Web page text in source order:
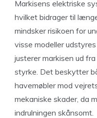
Markisens elektriske
hvilket bidrager til
mindsker risikoen for
visse modeller
justerer markisen ud
styrke. Det beskytter
havemøbler mod
mekaniske skader, da
indrulningen skånsomt.